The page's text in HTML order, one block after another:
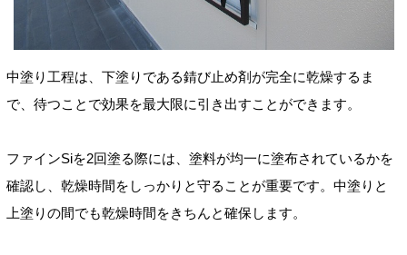
中塗り工程は、下塗りである錆び止め剤が完全に乾燥するま
で、待つことで効果を最大限に引き出すことができます。
ファインSiを2回塗る際には、塗料が均一に塗布されているかを
確認し、乾燥時間をしっかりと守ることが重要です。中塗りと
上塗りの間でも乾燥時間をきちんと確保します。